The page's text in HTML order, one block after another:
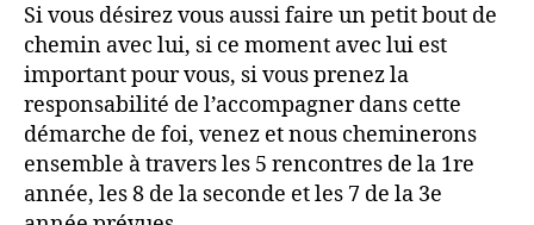
Si vous désirez vous aussi faire un petit bout de
chemin avec lui, si ce moment avec lui est
important pour vous, si vous prenez la
responsabilité de l’accompagner dans cette
démarche de foi, venez et nous cheminerons
ensemble à travers les 5 rencontres de la 1re
année, les 8 de la seconde et les 7 de la 3e